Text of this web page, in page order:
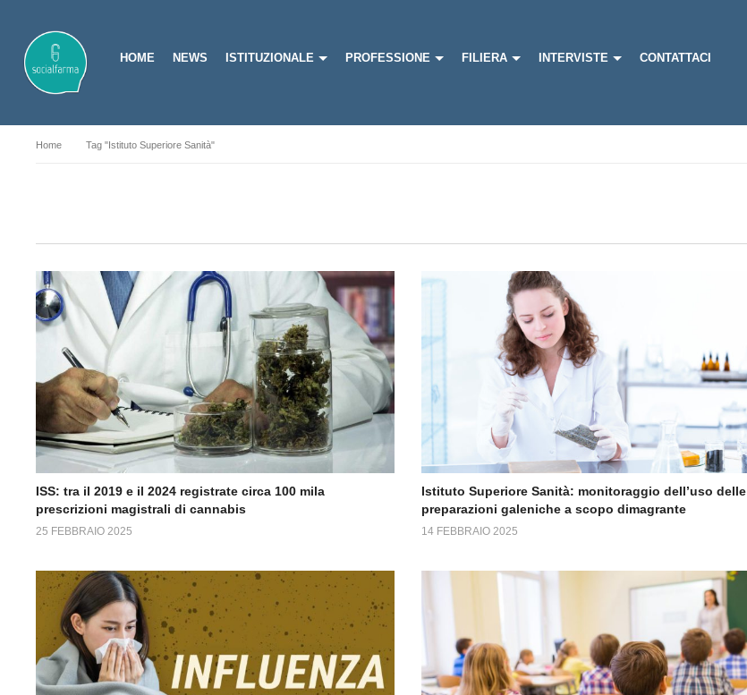
HOME NEWS ISTITUZIONALE PROFESSIONE FILIERA INTERVISTE CONTATTACI
Home Tag "Istituto Superiore Sanità"
ISS: tra il 2019 e il 2024 registrate circa 100 mila
prescrizioni magistrali di cannabis
25 FEBBRAIO 2025
Istituto Superiore Sanità: monitoraggio dell’uso delle
preparazioni galeniche a scopo dimagrante
14 FEBBRAIO 2025